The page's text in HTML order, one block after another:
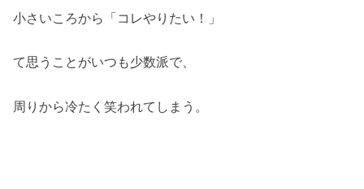
小さいころから「コレやりたい！」
て思うことがいつも少数派で、
周りから冷たく笑われてしまう。